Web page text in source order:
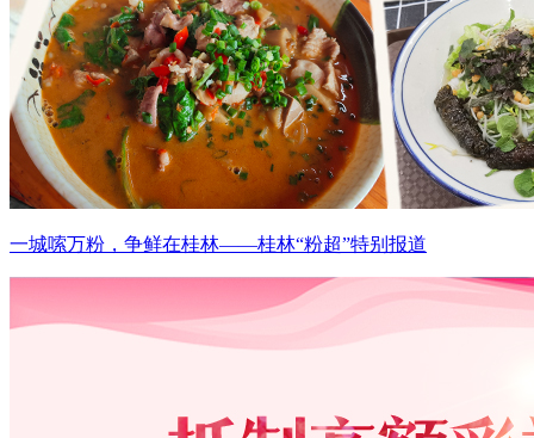
一城嗦万粉，争鲜在桂林——桂林“粉超”特别报道